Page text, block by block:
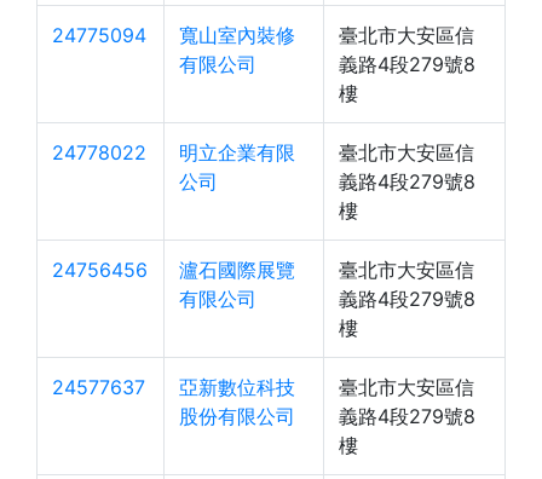
24775094
寬山室內裝修
有限公司
臺北市大安區信
義路4段279號8
樓
24778022
明立企業有限
公司
臺北市大安區信
義路4段279號8
樓
24756456
瀘石國際展覽
有限公司
臺北市大安區信
義路4段279號8
樓
24577637
亞新數位科技
股份有限公司
臺北市大安區信
義路4段279號8
樓